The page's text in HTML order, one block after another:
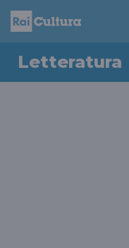
Letteratura